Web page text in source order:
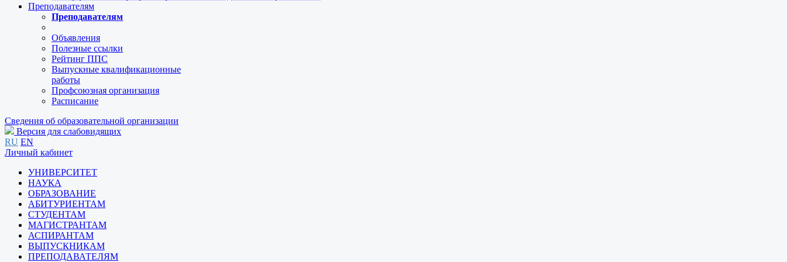
Преподавателям
Преподавателям
Объявления
Полезные ссылки
Рейтинг ППС
Выпускные квалификационные
работы
Профсоюзная организация
Расписание
Сведения об образовательной организации
Версия для слабовидящих
RU EN
Личный кабинет
УНИВЕРСИТЕТ
НАУКА
ОБРАЗОВАНИЕ
АБИТУРИЕНТАМ
СТУДЕНТАМ
МАГИСТРАНТАМ
АСПИРАНТАМ
ВЫПУСКНИКАМ
ПРЕПОДАВАТЕЛЯМ